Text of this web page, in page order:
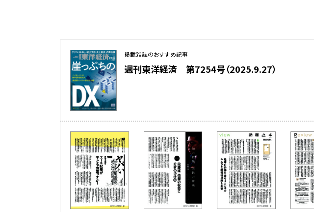
掲載雑誌のおすすめ記事
週刊東洋経済 第7254号（2025.9.27）